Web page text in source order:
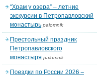
“Храм у озера” – летние
экскурсии в Петропавловский
монастырь palomnik
Престольный праздник
Петропавловского
монастыря palomnik
Поездки по России 2026 –